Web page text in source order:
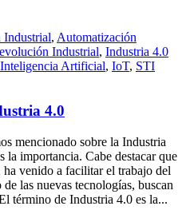
Industrial, Automatización
Industrial, Industria 4.0
Inteligencia Artificial, IoT, STI
4.0
mencionado sobre la Industria
la importancia. Cabe destacar que
venido a facilitar el trabajo del
las nuevas tecnologías, buscan
término de Industria 4.0 es la...